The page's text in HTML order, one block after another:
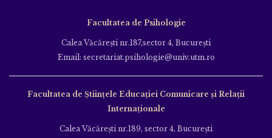
Facultatea de Psihologie
Calea Văcăreşti nr.187,sector 4, Bucureşti
Email: secretariat.psihologie@univ.utm.ro
Facultatea de Ştiinţele Educației Comunicare și Relații
Internaționale
Calea Văcăreşti nr.189, sector 4, Bucureşti